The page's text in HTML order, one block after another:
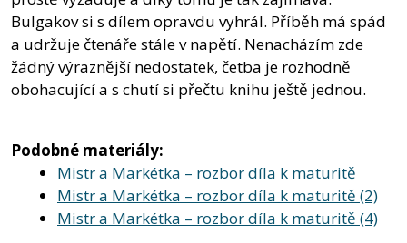
Bulgakov si s dílem opravdu vyhrál. Příběh má spád
a udržuje čtenáře stále v napětí. Nenacházím zde
žádný výraznější nedostatek, četba je rozhodně
obohacující a s chutí si přečtu knihu ještě jednou.
Podobné materiály:
Mistr a Markétka – rozbor díla k maturitě
Mistr a Markétka – rozbor díla k maturitě (2)
Mistr a Markétka – rozbor díla k maturitě (4)